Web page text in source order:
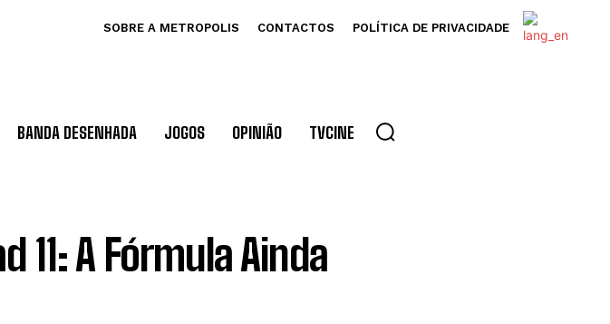
SOBRE A METROPOLIS CONTACTOS POLÍTICA DE PRIVACIDADE
BANDA DESENHADA JOGOS OPINIÃO TVCINE
11: A Fórmula Ainda